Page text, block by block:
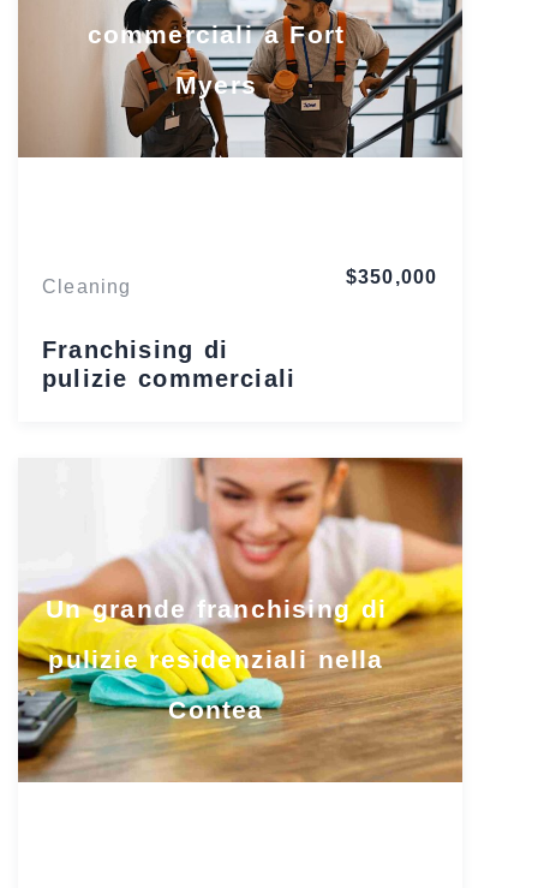
commerciali a Fort
Myers
Cleaning
Franchising di
pulizie commerciali
$350,000
Un grande franchising di
pulizie residenziali nella
Contea